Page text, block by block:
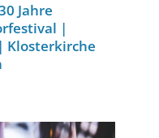
Jahre
|
Klosterkirche